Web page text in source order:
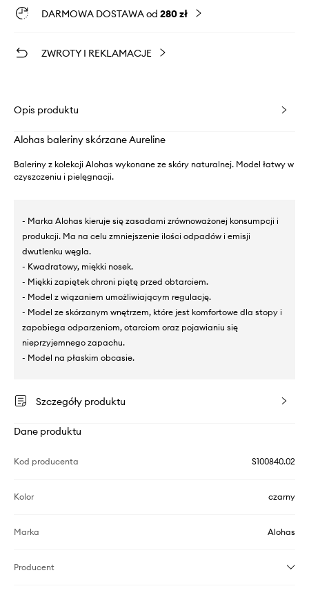
DARMOWA DOSTAWA od 280 zł
ZWROTY I REKLAMACJE
Opis produktu
Alohas baleriny skórzane Aureline
Baleriny z kolekcji Alohas wykonane ze skóry naturalnej. Model łatwy w
czyszczeniu i pielęgnacji.
- Marka Alohas kieruje się zasadami zrównoważonej konsumpcji i
produkcji. Ma na celu zmniejszenie ilości odpadów i emisji
dwutlenku węgla.
- Kwadratowy, miękki nosek.
- Miękki zapiętek chroni piętę przed obtarciem.
- Model z wiązaniem umożliwiającym regulację.
- Model ze skórzanym wnętrzem, które jest komfortowe dla stopy i
zapobiega odparzeniom, otarciom oraz pojawianiu się
nieprzyjemnego zapachu.
- Model na płaskim obcasie.
Szczegóły produktu
Dane produktu
Kod producenta S100840.02
Kolor czarny
Marka Alohas
Producent